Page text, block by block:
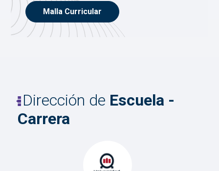
Malla Curricular
Dirección de Escuela -
Carrera